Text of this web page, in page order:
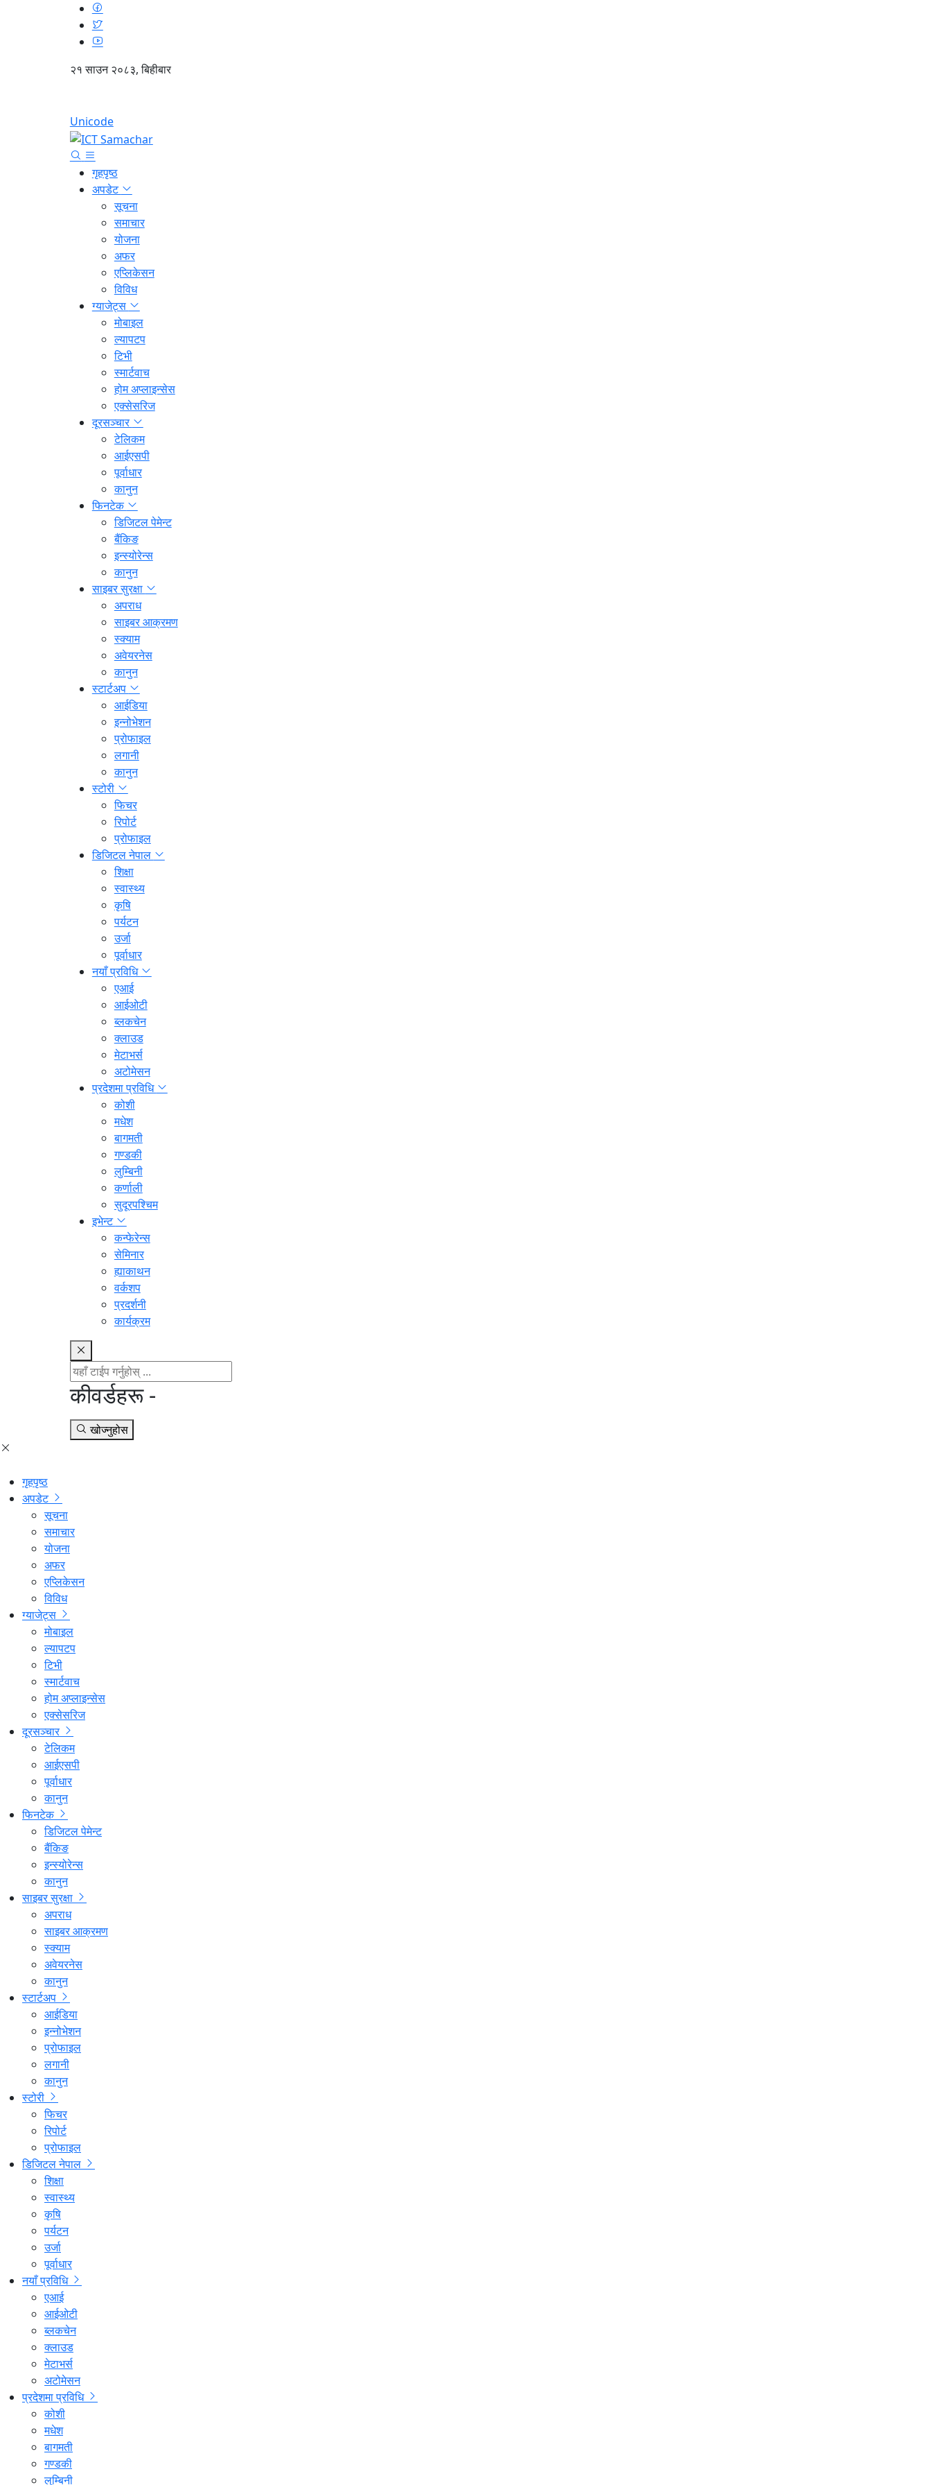
२१ साउन २०८३, बिहीबार
Unicode
गृहपृष्ठ
अपडेट
सूचना
समाचार
योजना
अफर
एप्लिकेसन
विविध
ग्याजेट्स
मोबाइल
ल्यापटप
टिभी
स्मार्टवाच
होम अप्लाइन्सेस
एक्सेसरिज
दूरसञ्चार
टेलिकम
आईएसपी
पूर्वाधार
कानुन
फिनटेक
डिजिटल पेमेन्ट
बैंकिङ
इन्स्योरेन्स
कानुन
साइबर सुरक्षा
अपराध
साइबर आक्रमण
स्क्याम
अवेयरनेस
कानुन
स्टार्टअप
आईडिया
इन्नोभेशन
प्रोफाइल
लगानी
कानुन
स्टोरी
फिचर
रिपोर्ट
प्रोफाइल
डिजिटल नेपाल
शिक्षा
स्वास्थ्य
कृषि
पर्यटन
उर्जा
पूर्वाधार
नयाँ प्रविधि
एआई
आईओटी
ब्लकचेन
क्लाउड
मेटाभर्स
अटोमेसन
प्रदेशमा प्रविधि
कोशी
मधेश
बागमती
गण्डकी
लुम्बिनी
कर्णाली
सुदूरपश्चिम
इभेन्ट
कन्फेरेन्स
सेमिनार
ह्याकाथन
वर्कशप
प्रदर्शनी
कार्यक्रम
कीवर्डहरू -
खोज्नुहोस
गृहपृष्ठ
अपडेट
सूचना
समाचार
योजना
अफर
एप्लिकेसन
विविध
ग्याजेट्स
मोबाइल
ल्यापटप
टिभी
स्मार्टवाच
होम अप्लाइन्सेस
एक्सेसरिज
दूरसञ्चार
टेलिकम
आईएसपी
पूर्वाधार
कानुन
फिनटेक
डिजिटल पेमेन्ट
बैंकिङ
इन्स्योरेन्स
कानुन
साइबर सुरक्षा
अपराध
साइबर आक्रमण
स्क्याम
अवेयरनेस
कानुन
स्टार्टअप
आईडिया
इन्नोभेशन
प्रोफाइल
लगानी
कानुन
स्टोरी
फिचर
रिपोर्ट
प्रोफाइल
डिजिटल नेपाल
शिक्षा
स्वास्थ्य
कृषि
पर्यटन
उर्जा
पूर्वाधार
नयाँ प्रविधि
एआई
आईओटी
ब्लकचेन
क्लाउड
मेटाभर्स
अटोमेसन
प्रदेशमा प्रविधि
कोशी
मधेश
बागमती
गण्डकी
लुम्बिनी